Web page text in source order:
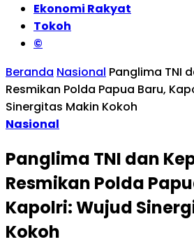
Ekonomi Rakyat
Tokoh
©
Beranda Nasional Panglima TNI
Resmikan Polda Papua Baru,
Sinergitas Makin Kokoh
Nasional
Panglima TNI dan
Resmikan Polda
Kapolri: Wujud
Kokoh